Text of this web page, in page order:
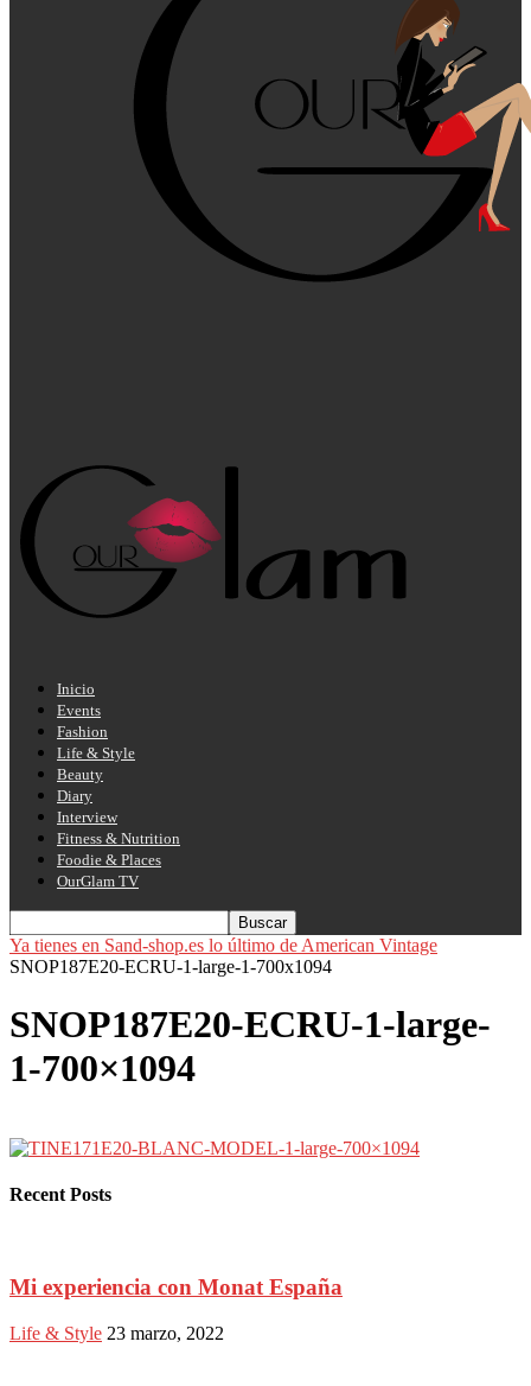
Inicio
Events
Fashion
Life & Style
Beauty
Diary
Interview
Fitness & Nutrition
Foodie & Places
OurGlam TV
Ya tienes en Sand-shop.es lo último de American Vintage
SNOP187E20-ECRU-1-large-1-700x1094
SNOP187E20-ECRU-1-large-
1-700×1094
Recent Posts
Mi experiencia con Monat España
Life & Style 23 marzo, 2022